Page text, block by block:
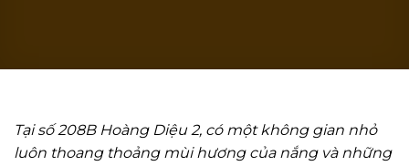
Tại số 208B Hoàng Diệu 2, có một không gian nhỏ
luôn thoang thoảng mùi hương của nắng và những